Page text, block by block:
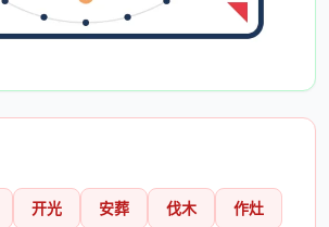
开光 安葬 伐木
作灶